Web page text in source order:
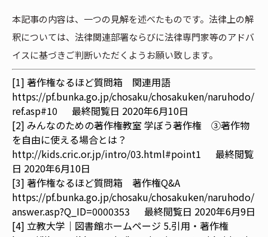
本記事の内容は、一つの見解を述べたものです。法律上の解
釈については、法律関連部署ならびに法律専門家等のアドバ
イスに基づきご判断いただくようお願い致します。
[1] 著作権なるほど質問箱 関連用語
https://pf.bunka.go.jp/chosaku/chosakuken/naruhodo/
ref.asp#10
最終閲覧日 2020年6月10日
[2] みんなのための著作権教室 学ぼう著作権 ③著作物
を自由に使える場合とは？
http://kids.cric.or.jp/intro/03.html#point1
最終閲覧
日 2020年6月10日
[3] 著作権なるほど質問箱 著作権Q&A
https://pf.bunka.go.jp/chosaku/chosakuken/naruhodo/
answer.asp?Q_ID=0000353
最終閲覧日 2020年6月9日
[4] 立教大学｜図書館ホームページ 5.引用・著作権